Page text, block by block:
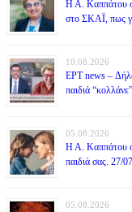
Η Α. Καππάτου
στο ΣΚΑΪ, πως
10.08.2026
ΕΡΤ news –
παιδιά
05.08.2026
Η Α. Καππάτου
παιδιά σας. 27/
05.08.2026